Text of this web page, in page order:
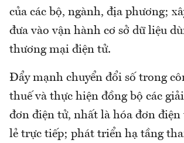
của các bộ, ngành, địa phương;
đưa vào vận hành cơ sở dữ liệu
thương mại điện tử.
Đẩy mạnh chuyển đổi số trong
thuế và thực hiện đồng bộ các
đơn điện tử, nhất là hóa đơn
lẻ trực tiếp; phát triển hạ tầng